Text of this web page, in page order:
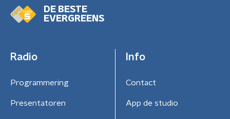
DE BESTE
EVERGREENS
Radio
Programmering
Presentatoren
Info
Contact
App de studio